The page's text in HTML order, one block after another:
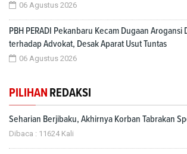
06 Agustus 2026
PBH PERADI Pekanbaru Kecam Dugaan
terhadap Advokat, Desak Aparat Usut Tuntas
06 Agustus 2026
PILIHAN REDAKSI
Seharian Berjibaku, Akhirnya Korban Tabrakan
Dibaca : 11624 Kali